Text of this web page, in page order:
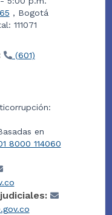
, Bogotá
111071
(601)
en
8000 114060